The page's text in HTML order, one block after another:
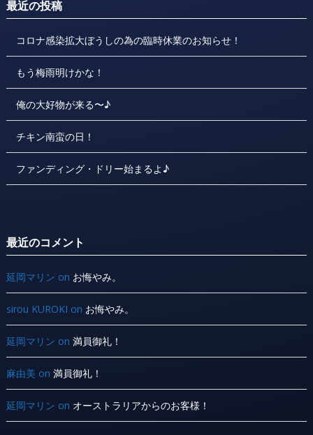
最近の投稿
コロナ感染拡大ぼうしの為の臨時休業のお知らせ！
もう梅雨明けかな！
俺の大好物が来る〜♪
チキン南蛮の日！
ファンディング・ドリー始まるよ♪
最近のコメント
延岡マリン on お悔やみ。
sirou KUROKI on お悔やみ。
延岡マリン on 満員御礼！
麻由美 on 満員御礼！
延岡マリン on オーストラリアからのお客様！